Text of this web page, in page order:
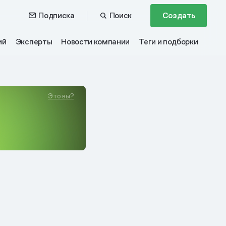
Подписка Поиск Создать
Эксперты Новости компании Теги и подборки
Это вы?